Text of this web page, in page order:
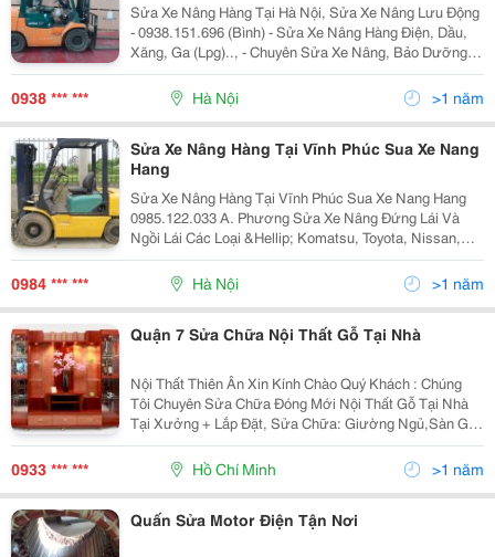
Sửa Xe Nâng Hàng Tại Hà Nội, Sửa Xe Nâng Lưu Động
- 0938.151.696 (Bình) - Sửa Xe Nâng Hàng Điện, Dầu,
Xăng, Ga (Lpg).., - Chuyên Sửa Xe Nâng, Bảo Dưỡng
Xe Nâng, Bảo Trì Xe Nâng Các Loại Như Toyota,
Komatsu, Tcm, Nissan, Mitsubishi, Hyster, Daew
0938 *** *** Hà Nội >1 năm
Sửa Xe Nâng Hàng Tại Vĩnh Phúc Sua Xe Nang
Hang
Sửa Xe Nâng Hàng Tại Vĩnh Phúc Sua Xe Nang Hang
0985.122.033 A. Phương Sửa Xe Nâng Đứng Lái Và
Ngồi Lái Các Loại &Hellip; Komatsu, Toyota, Nissan,
Shinko, Sumitomo, Manitou, Jungheinrich, Tailift,
Hangcha.., 1. Sửa Xe Nâng: Dầu Diesel, Xăng,
0984 *** *** Hà Nội >1 năm
Quận 7 Sửa Chữa Nội Thất Gỗ Tại Nhà
Nội Thất Thiên Ân Xin Kính Chào Quý Khách : Chúng
Tôi Chuyên Sửa Chữa Đóng Mới Nội Thất Gỗ Tại Nhà
Tại Xưởng + Lắp Đặt, Sửa Chữa: Giường Ngủ,Sàn Gỗ
Bị Phồng, Bậc Cầu Thang, Tay Vịn Lung Lay, Lan Can,
Cầu Thang Gỗ, Vách Ngăn, Phào Chỉ Gỗ,
0933 *** *** Hồ Chí Minh >1 năm
Quấn Sửa Motor Điện Tận Nơi